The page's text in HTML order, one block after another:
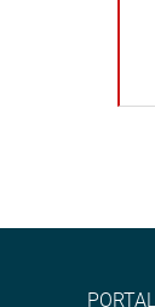
PORTAL